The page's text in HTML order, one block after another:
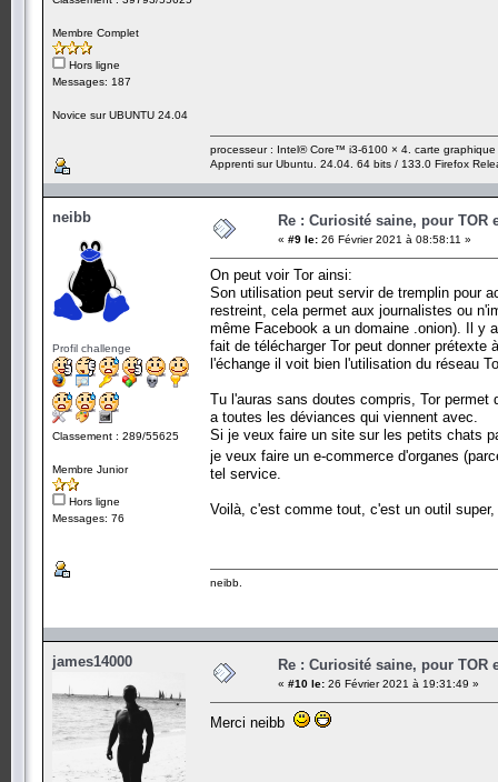
Membre Complet
Hors ligne
Messages: 187
Novice sur UBUNTU 24.04
processeur : Intel® Core™ i3-6100 × 4. carte
Apprenti sur Ubuntu. 24.04. 64 bits / 133.0 Firefox
neibb
Profil challenge
Classement : 289/55625
Membre Junior
Hors ligne
Messages: 76
Re : Curiosité saine, pour TOR
« #9 le: 26 Février 2021 à 08:58:11 »
On peut voir Tor ainsi:
Son utilisation peut servir de tremplin pour
restreint, cela permet aux journalistes ou
même Facebook a un domaine .onion). Il y
fait de télécharger Tor peut donner
l'échange il voit bien l'utilisation du réseau
Tu l'auras sans doutes compris, Tor
a toutes les déviances qui viennent avec.
Si je veux faire un site sur les petits chats
je veux faire un e-commerce d'organes
tel service.
Voilà, c'est comme tout, c'est un outil
neibb.
james14000 Re : Curiosité saine, pour TOR
« #10 le: 26 Février 2021 à 19:31:49 »
Merci neibb